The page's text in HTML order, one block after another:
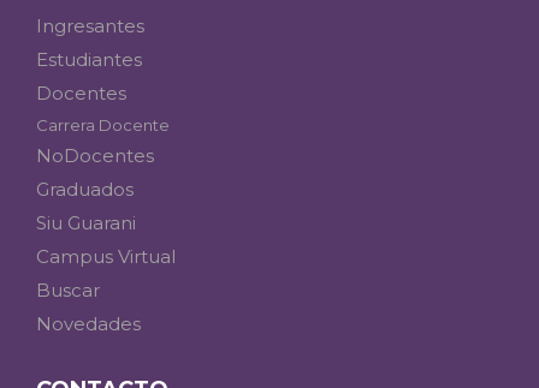
Ingresantes
Estudiantes
Docentes
Carrera Docente
NoDocentes
Graduados
Siu Guarani
Campus Virtual
Buscar
Novedades